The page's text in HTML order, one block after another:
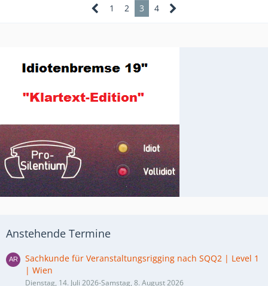
1 2 3 4
Anstehende Termine
Sachkunde für Veranstaltungsrigging nach SQQ2 | Level 1
| Wien
Dienstag, 14. Juli 2026-Samstag, 8. August 2026